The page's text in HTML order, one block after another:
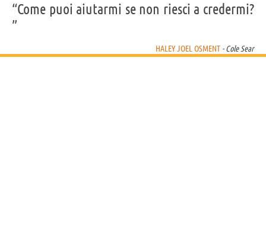
“Come puoi aiutarmi se non riesci a credermi?
”
HALEY JOEL OSMENT - Cole Sear